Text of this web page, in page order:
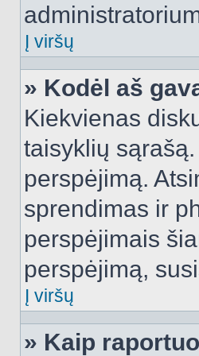
Į viršų
» Kodėl aš
Kiekvienas
taisyklių
perspėjimą.
sprendimas ir
perspėjimais
perspėjimą,
Į viršų
» Kaip